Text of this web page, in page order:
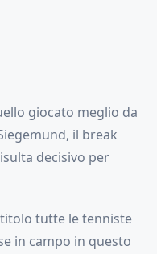
giocato meglio da
il break
decisivo per
tutte le tenniste
in campo in questo